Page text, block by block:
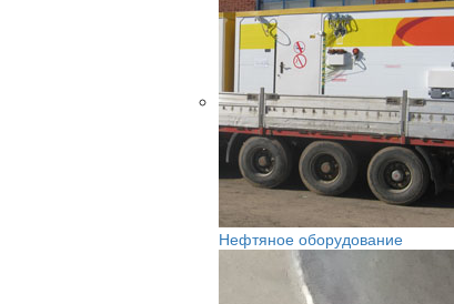
Нефтяное оборудование